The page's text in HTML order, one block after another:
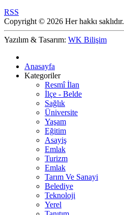
RSS
Copyright © 2026 Her hakkı saklıdır.
Yazılım & Tasarım: WK Bilişim
Anasayfa
Kategoriler
Resmî İlan
İlçe - Belde
Sağlık
Üniversite
Yaşam
Eğitim
Asayiş
Emlak
Turizm
Emlak
Tarım Ve Sanayi
Belediye
Teknoloji
Yerel